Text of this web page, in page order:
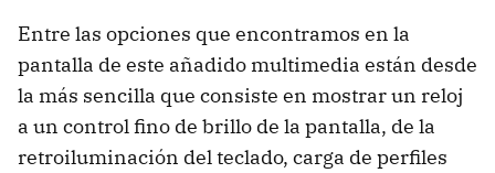
Entre las opciones que encontramos en la
pantalla de este añadido multimedia están desde
la más sencilla que consiste en mostrar un reloj
a un control fino de brillo de la pantalla, de la
retroiluminación del teclado, carga de perfiles